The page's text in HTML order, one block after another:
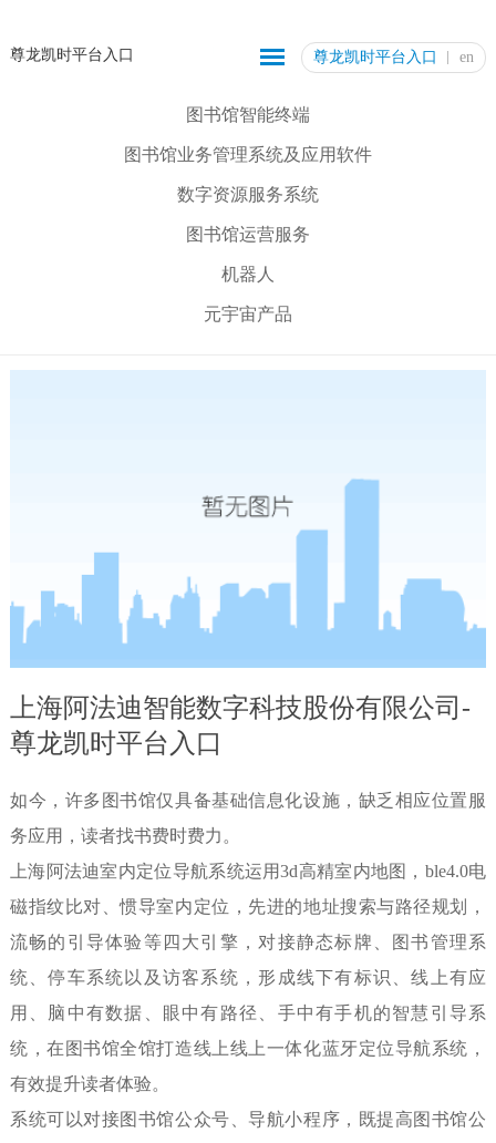
尊龙凯时平台入口 尊龙凯时平台入口 en
图书馆智能终端
图书馆业务管理系统及应用软件
数字资源服务系统
图书馆运营服务
机器人
元宇宙产品
上海阿法迪智能数字科技股份有限公司-
尊龙凯时平台入口
如今，许多图书馆仅具备基础信息化设施，缺乏相应位置服
务应用，读者找书费时费力。
上海阿法迪室内定位导航系统运用3d高精室内地图，ble4.0电
磁指纹比对、惯导室内定位，先进的地址搜索与路径规划，
流畅的引导体验等四大引擎，对接静态标牌、图书管理系
统、停车系统以及访客系统，形成线下有标识、线上有应
用、脑中有数据、眼中有路径、手中有手机的智慧引导系
统，在图书馆全馆打造线上线上一体化蓝牙定位导航系统，
有效提升读者体验。
系统可以对接图书馆公众号、导航小程序，既提高图书馆公